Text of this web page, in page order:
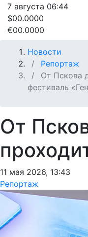
7 августа 06:44
$00.0000
€00.0000
Новости
Репортаж
От Пскова
фестиваль
От
11 мая 2026, 13:43
Репортаж